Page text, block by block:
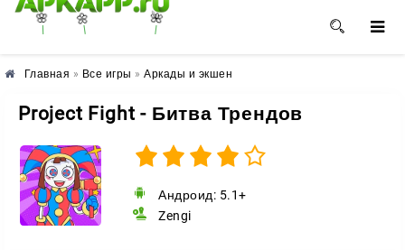
🌸 🌼 🌺
Главная » Все игры » Аркады и экшен
Project Fight - Битва Трендов
Андроид: 5.1+
Zengi